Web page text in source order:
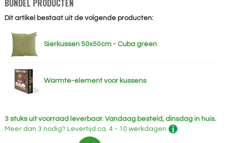
BUNDEL PRODUCTEN
Dit artikel bestaat uit de volgende producten:
Sierkussen 50x50cm - Cuba green
Warmte-element voor kussens
3 stuks uit voorraad leverbaar. Vandaag besteld, dinsdag in huis.
Meer dan 3 nodig? Levertijd ca. 4 - 10 werkdagen